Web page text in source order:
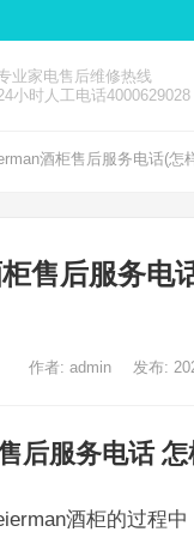
业家电售后维修热线
小时人工电话4000629028
酒柜售后服务电话(怎
售后服务电
作者: admin 发布:
后服务电话
酒柜的过程